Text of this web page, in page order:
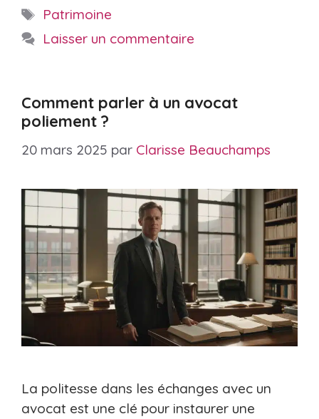
Étiquettes
Patrimoine
Laisser un commentaire
Comment parler à un avocat
poliement ?
20 mars 2025 par Clarisse Beauchamps
La politesse dans les échanges avec un
avocat est une clé pour instaurer une